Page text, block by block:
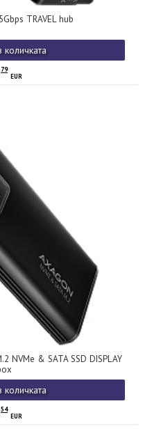
TRAVEL hub
79
EUR
NVMe & SATA SSD DISPLAY
54
EUR